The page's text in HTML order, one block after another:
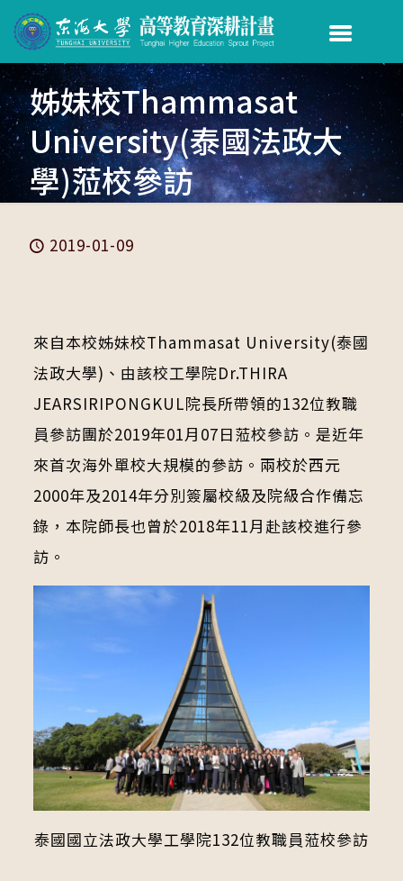
姊妹校Thammasat
University(泰國法政大
學)蒞校參訪
2019-01-09
來自本校姊妹校Thammasat University(泰國
法政大學)、由該校工學院Dr.THIRA
JEARSIRIPONGKUL院長所帶領的132位教職
員參訪團於2019年01月07日蒞校參訪。是近年
來首次海外單校大規模的參訪。兩校於西元
2000年及2014年分別簽屬校級及院級合作備忘
錄，本院師長也曾於2018年11月赴該校進行參
訪。
泰國國立法政大學工學院132位教職員蒞校參訪